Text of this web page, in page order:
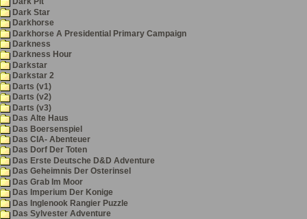
Dark Star
Darkhorse
Darkhorse A Presidential Primary Campaign
Darkness
Darkness Hour
Darkstar
Darkstar 2
Darts (v1)
Darts (v2)
Darts (v3)
Das Alte Haus
Das Boersenspiel
Das CIA- Abenteuer
Das Dorf Der Toten
Das Erste Deutsche D&D Adventure
Das Geheimnis Der Osterinsel
Das Grab Im Moor
Das Imperium Der Konige
Das Inglenook Rangier Puzzle
Das Sylvester Adventure